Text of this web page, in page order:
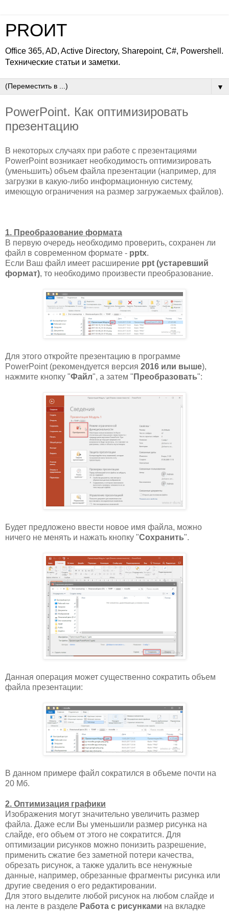
PROИТ
Office 365, AD, Active Directory, Sharepoint, C#, Powershell.
Технические статьи и заметки.
▼
PowerPoint. Как оптимизировать
презентацию
В некоторых случаях при работе с презентациями
PowerPoint возникает необходимость оптимизировать
(уменьшить) объем файла презентации (например, для
загрузки в какую-либо информационную систему,
имеющую ограничения на размер загружаемых файлов).
1. Преобразование формата
В первую очередь необходимо проверить, сохранен ли
файл в современном формате - pptx.
Если Ваш файл имеет расширение ppt (устаревший
формат), то необходимо произвести преобразование.
Для этого откройте презентацию в программе
PowerPoint (рекомендуется версия 2016 или выше),
нажмите кнопку "Файл", а затем " Преобразовать":
Будет предложено ввести новое имя файла, можно
ничего не менять и нажать кнопку "Сохранить".
Данная операция может существенно сократить объем
файла презентации:
В данном примере файл сократился в объеме почти на
20 Мб.
2. Оптимизация графики
Изображения могут значительно увеличить размер
файла. Даже если Вы уменьшили размер рисунка на
слайде, его объем от этого не сократится. Для
оптимизации рисунков можно понизить разрешение,
применить сжатие без заметной потери качества,
обрезать рисунок, а также удалить все ненужные
данные, например, обрезанные фрагменты рисунка или
другие сведения о его редактировании.
Для этого выделите любой рисунок на любом слайде и
на ленте в разделе Работа с рисунками на вкладке